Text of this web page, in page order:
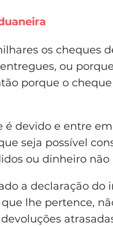
os cheques
ou
porque o
é devido e entre
seja possível
ou dinheiro não
a declaração
lhe pertence,